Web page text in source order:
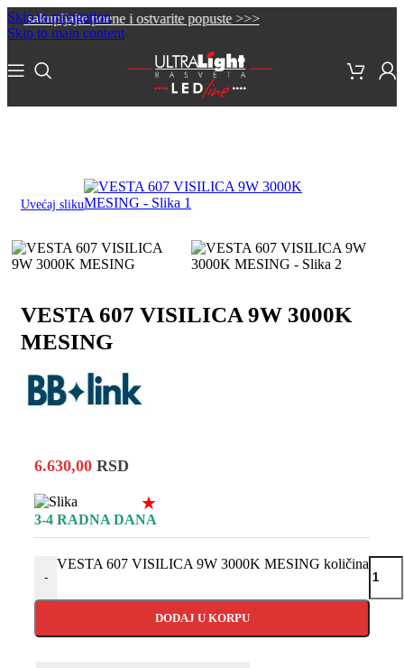
Skip to navigation
Skip to main content
poene i ostvarite popuste >>>
Dekorativna rasveta / Lusteri i visilice
Uvećaj sliku
VESTA 607 VISILICA 9W 3000K
MESING
6.630,00 RSD
★
3-4 RADNA DANA
-
VESTA 607 VISILICA 9W 3000K MESING količina
DODAJ U KORPU